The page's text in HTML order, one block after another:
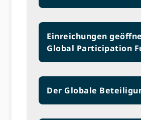
Einreichungen
Global Participation
Der Globale